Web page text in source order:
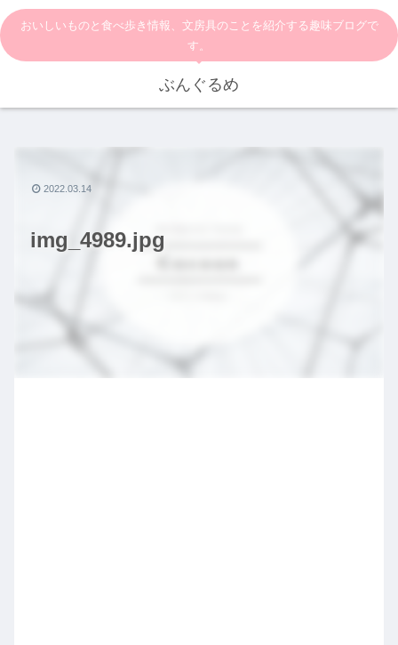
おいしいものと食べ歩き情報、文房具のことを紹介する趣味ブログで
す。
ぶんぐるめ
img_4989.jpg
2022.03.14